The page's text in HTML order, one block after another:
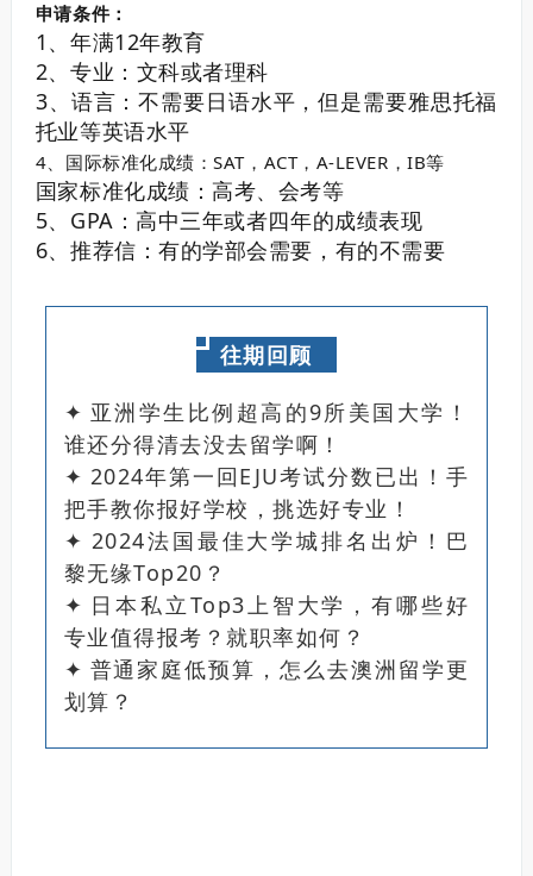
申请条件：
1、年满12年教育
2、专业：文科或者理科
3、语言：不需要日语水平，但是需要雅思托福
托业等英语水平
4、 国际标准化成绩：SAT，ACT，A-LEVER，IB等
国家标准化成绩：高考、会考等
5、GPA：高中三年或者四年的成绩表现
6、推荐信：有的学部会需要，有的不需要
往期回顾
✦ 亚洲学生比例超高的9所美国大学！
谁还分得清去没去留学啊！
✦ 2024年第一回EJU考试分数已出！手
把手教你报好学校，挑选好专业！
✦ 2024法国最佳大学城排名出炉！巴
黎无缘Top20？
✦ 日本私立Top3上智大学，有哪些好
专业值得报考？就职率如何？
✦ 普通家庭低预算，怎么去澳洲留学更
划算？